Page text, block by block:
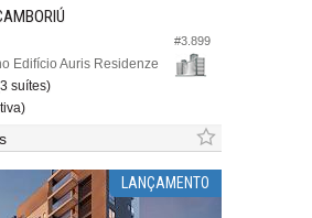
#3.899
Edifício Auris Residenze
suítes)
LANÇAMENTO